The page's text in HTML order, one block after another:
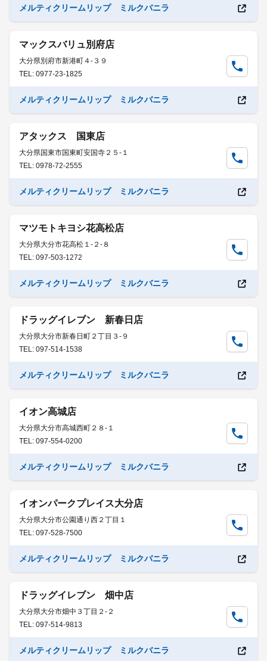
メルティクリームリップ ミルクバニラ
マックスバリュ別府店
大分県別府市新港町４-３９
TEL: 0977-23-1825
メルティクリームリップ ミルクバニラ
アタックス 国東店
大分県国東市国東町安国寺２５-１
TEL: 0978-72-2555
メルティクリームリップ ミルクバニラ
マツモトキヨシ花高松店
大分県大分市花高松１-２-８
TEL: 097-503-1272
メルティクリームリップ ミルクバニラ
ドラッグイレブン 新春日店
大分県大分市新春日町２丁目３-９
TEL: 097-514-1538
メルティクリームリップ ミルクバニラ
イオン高城店
大分県大分市高城西町２８-１
TEL: 097-554-0200
メルティクリームリップ ミルクバニラ
イオンパークプレイス大分店
大分県大分市公園通り西２丁目１
TEL: 097-528-7500
メルティクリームリップ ミルクバニラ
ドラッグイレブン 畑中店
大分県大分市畑中３丁目２-２
TEL: 097-514-9813
メルティクリームリップ ミルクバニラ